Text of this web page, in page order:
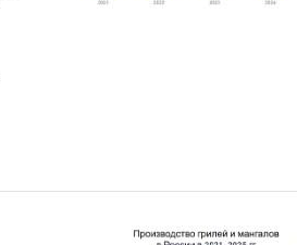
сварочных электродов
и объема рынка) на
с поправкой на мнения
тренды, изменения в
может отличаться от